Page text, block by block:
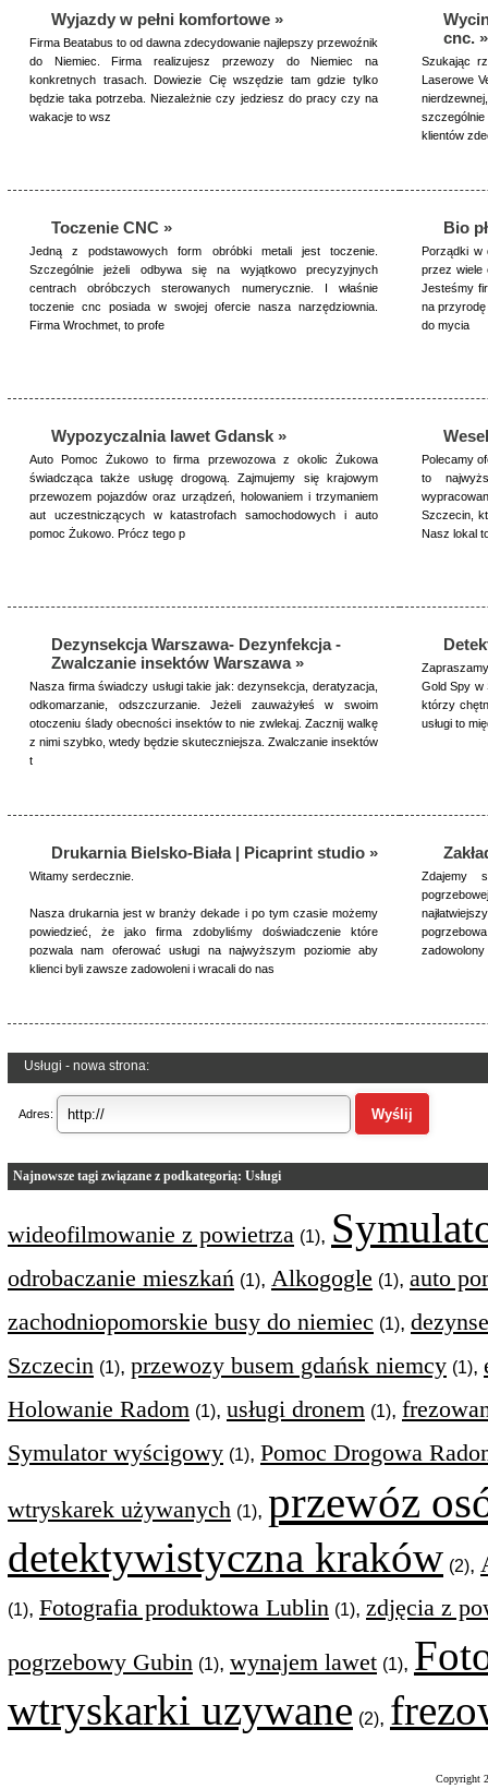
Wyjazdy w pełni komfortowe »
Firma Beatabus to od dawna zdecydowanie najlepszy przewoźnik
do Niemiec. Firma realizujesz przewozy do Niemiec na
konkretnych trasach. Dowiezie Cię wszędzie tam gdzie tylko
będzie taka potrzeba. Niezależnie czy jedziesz do pracy czy na
wakacje to wsz
cnc. »
Szukając
Laserowe
klientów
Toczenie CNC »
Jedną z podstawowych form obróbki metali jest toczenie.
Szczególnie jeżeli odbywa się na wyjątkowo precyzyjnych
centrach obróbczych sterowanych numerycznie. I właśnie
toczenie cnc posiada w swojej ofercie nasza narzędziownia.
Firma Wrochmet, to profe
Bio
Porządki w
przez wiele
Jesteśmy
na
do mycia
Wypozyczalnia lawet Gdansk »
Auto Pomoc Żukowo to firma przewozowa z okolic Żukowa
świadcząca także usługę drogową. Zajmujemy się krajowym
przewozem pojazdów oraz urządzeń, holowaniem i trzymaniem
aut uczestniczących w katastrofach samochodowych i auto
pomoc Żukowo. Prócz tego p
Polecamy
to
Szczecin,
Nasz lokal
Dezynsekcja Warszawa- Dezynfekcja -
Zwalczanie insektów Warszawa »
Nasza firma świadczy usługi takie jak: dezynsekcja, deratyzacja,
odkomarzanie, odszczurzanie. Jeżeli zauważyłeś w swoim
otoczeniu ślady obecności insektów to nie zwlekaj. Zacznij walkę
z nimi szybko, wtedy będzie skuteczniejsza. Zwalczanie insektów
t
Gold Spy w
którzy
usługi to
Drukarnia Bielsko-Biała | Picaprint studio »
Witamy serdecznie.
Nasza drukarnia jest w branży dekade i po tym czasie możemy
powiedzieć, że jako firma zdobyliśmy doświadczenie które
pozwala nam oferować usługi na najwyższym poziomie aby
klienci byli zawsze zadowoleni i wracali do nas
Zdajemy
Usługi - nowa strona:
Adres:
Najnowsze tagi związane z podkategorią: Usługi
wideofilmowanie z powietrza (1),
odrobaczanie mieszkań (1), Alkogogle (1), auto
zachodniopomorskie busy do niemiec (1),
Szczecin (1), przewozy busem gdańsk niemcy (1),
Holowanie Radom (1), usługi dronem (1),
Symulator wyścigowy (1), Pomoc Drogowa
wtryskarek używanych (1), przewóz
detektywistyczna kraków (2),
(1), Fotografia produktowa Lublin (1), zdjęcia z
pogrzebowy Gubin (1), wynajem lawet (1),
wtryskarki uzywane (2),
Copyright